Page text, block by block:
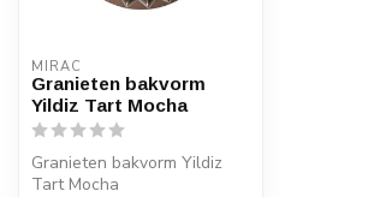
MIRAC
Granieten bakvorm
Yildiz Tart Mocha
Granieten bakvorm Yildiz
Tart Mocha